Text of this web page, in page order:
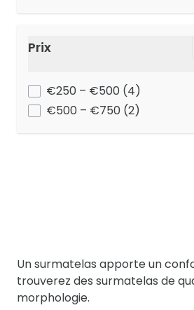
Prix
€250 – €500 (4products
)
€500 – €750 (2products
)
Un surmatelas apporte un
trouverez des surmatelas de
morphologie.